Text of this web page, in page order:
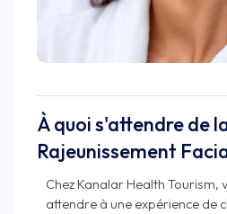
À quoi s'attendre de
Rajeunissement
Chez Kanalar Health Tourism,
attendre à une expérience de